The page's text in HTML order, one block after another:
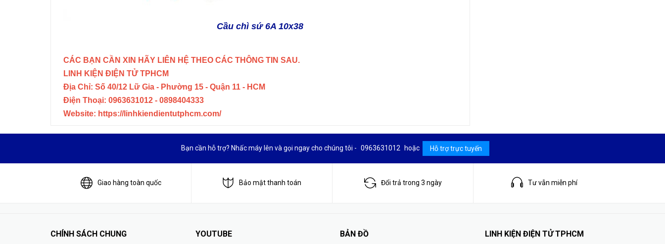
Cầu chì sứ 6A 10x38
CÁC BẠN CẦN XIN HÃY LIÊN HỆ THEO CÁC THÔNG TIN SAU.
LINH KIỆN ĐIỆN TỬ TPHCM
Địa Chỉ: Số 40/12 Lữ Gia - Phường 15 - Quận 11 - HCM
Điện Thoại: 0963631012 - 0898404333
Website: https://linhkiendientutphcm.com/
Bạn cần hỗ trợ? Nhấc máy lên và gọi ngay cho chúng tôi - 0963631012 hoặc Hỗ trợ trực tuyến
Giao hàng toàn quốc Bảo mật thanh toán Đổi trả trong 3 ngày Tư vẫn miễn phí
CHÍNH SÁCH CHUNG YOUTUBE BẢN ĐỒ LINH KIỆN ĐIỆN TỬ TPHCM